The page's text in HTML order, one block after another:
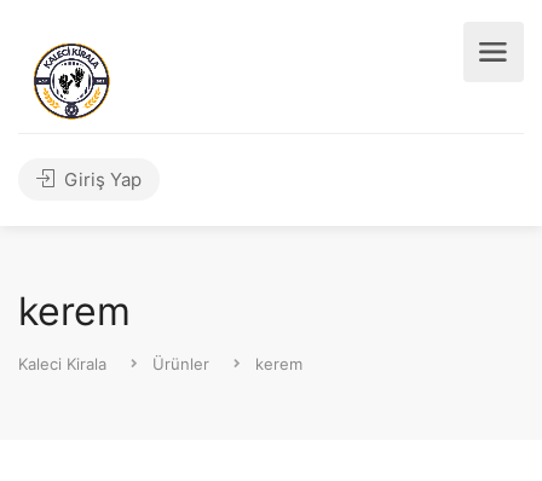
Giriş Yap
kerem
Kaleci Kirala Ürünler kerem